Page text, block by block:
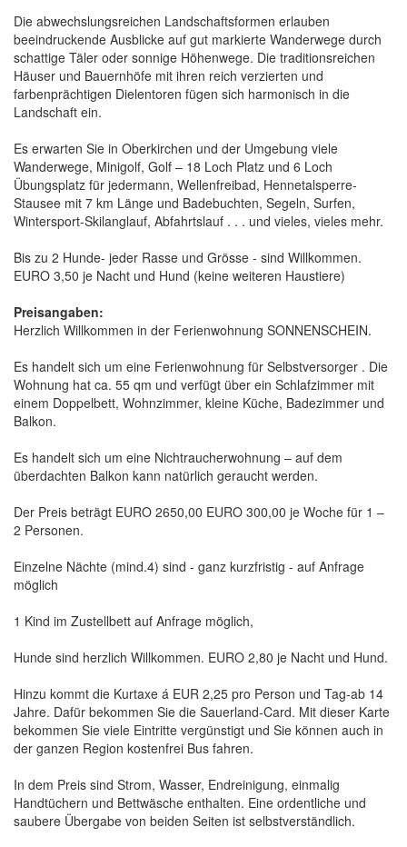
Die abwechslungsreichen Landschaftsformen erlauben
beeindruckende Ausblicke auf gut markierte Wanderwege durch
schattige Täler oder sonnige Höhenwege. Die traditionsreichen
Häuser und Bauernhöfe mit ihren reich verzierten und
farbenprächtigen Dielentoren fügen sich harmonisch in die
Landschaft ein.
Es erwarten Sie in Oberkirchen und der Umgebung viele
Wanderwege, Minigolf, Golf – 18 Loch Platz und 6 Loch
Übungsplatz für jedermann, Wellenfreibad, Hennetalsperre-
Stausee mit 7 km Länge und Badebuchten, Segeln, Surfen,
Wintersport-Skilanglauf, Abfahrtslauf . . . und vieles, vieles mehr.
Bis zu 2 Hunde- jeder Rasse und Grösse - sind Willkommen.
EURO 3,50 je Nacht und Hund (keine weiteren Haustiere)
Preisangaben:
Herzlich Willkommen in der Ferienwohnung SONNENSCHEIN.
Es handelt sich um eine Ferienwohnung für Selbstversorger . Die
Wohnung hat ca. 55 qm und verfügt über ein Schlafzimmer mit
einem Doppelbett, Wohnzimmer, kleine Küche, Badezimmer und
Balkon.
Es handelt sich um eine Nichtraucherwohnung – auf dem
überdachten Balkon kann natürlich geraucht werden.
Der Preis beträgt EURO 2650,00 EURO 300,00 je Woche für 1 –
2 Personen.
Einzelne Nächte (mind.4) sind - ganz kurzfristig - auf Anfrage
möglich
1 Kind im Zustellbett auf Anfrage möglich,
Hunde sind herzlich Willkommen. EURO 2,80 je Nacht und Hund.
Hinzu kommt die Kurtaxe á EUR 2,25 pro Person und Tag-ab 14
Jahre. Dafür bekommen Sie die Sauerland-Card. Mit dieser Karte
bekommen Sie viele Eintritte vergünstigt und Sie können auch in
der ganzen Region kostenfrei Bus fahren.
In dem Preis sind Strom, Wasser, Endreinigung, einmalig
Handtüchern und Bettwäsche enthalten. Eine ordentliche und
saubere Übergabe von beiden Seiten ist selbstverständlich.